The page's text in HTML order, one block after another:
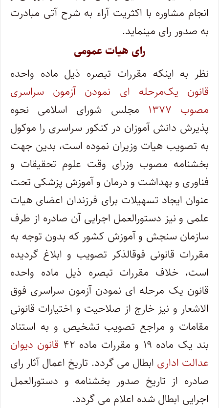
انجام مشاوره با اکثریت آراء به شرح آتی مبادرت
به صدور رای می‎نماید.
رای هیات عمومی
نظر به اینکه مقررات تبصره ذیل ماده واحده
قانون یک‌مرحله‎ ای نمودن آزمون سراسری
مصوب ۱۳۷۷
مجلس شورای اسلامی نحوه
پذیرش دانش آموزان در کنکور سراسری را موکول
به تصویب هیات وزیران نموده است، بدین جهت
بخشنامه مصوب وزرای وقت علوم تحقیقات و
فناوری و بهداشت و درمان و آموزش پزشکی تحت
عنوان ایجاد تسهیلات برای فرزندان اعضای هیات
علمی و نیز دستورالعمل اجرایی آن صادره از طرف
سازمان سنجش و آموزش کشور که بدون توجه به
مقررات قانونی فوق‎الذکر تصویب و ابلاغ گردیده
است، خلاف مقررات تبصره ذیل ماده واحده
الاشعار و نیز خارج از صلاحیت و اختیارات قانونی
مقامات و مراجع تصویب تشخیص و به استناد
بند یک ماده ۱۹ و مقررات ماده ۴۲
قانون دیوان
عدالت اداری ابطال می گردد. تاریخ اعمال آثار رای
صادره از تاریخ صدور بخشنامه و دستورالعمل
اجرایی ابطال شده اعلام می گردد.